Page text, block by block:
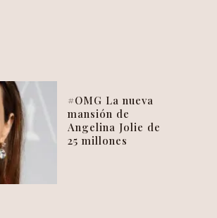
#OMG La nueva
mansión de
Angelina Jolie de
25 millones